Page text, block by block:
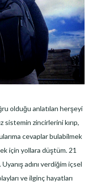
olduğu anlatılan herşeyi
sistemin zincirlerini kırıp,
cevaplar bulabilmek
için yollara düştüm. 21
adını verdiğim içsel
ve ilginç hayatları